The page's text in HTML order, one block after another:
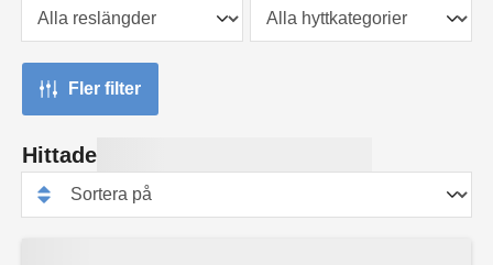
Fler filter
Hittade